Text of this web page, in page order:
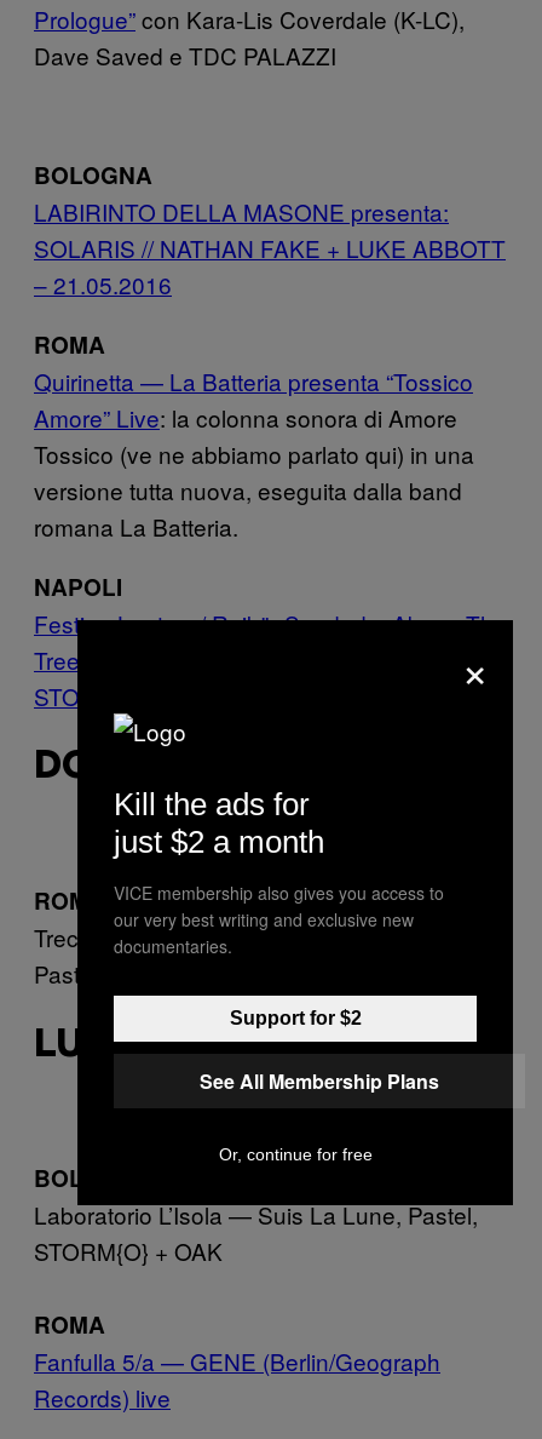
Prologue”con Kara-Lis Coverdale (K-LC),
Dave Saved e TDC PALAZZI
BOLOGNA
LABIRINTO DELLA MASONE presenta:
SOLARIS // NATHAN FAKE + LUKE ABBOTT
– 21.05.2016
ROMA
Quirinetta — La Batteria presenta “Tossico
Amore” Live: la colonna sonora di Amore
Tossico (ve ne abbiamo parlato qui) in una
versione tutta nuova, eseguita dalla band
romana La Batteria.
NAPOLI
Festina Lente w/ Reikä, Saudade, Above The
Trees, Kairo, La Via Degli Astronauti, Pastel,
STORM{O}, Suis la lune
DOMENICA 22 MAGGIO
ROMA
Trecentosessanta gradi — Suis La Lune \\
Pastel \\ Storm{O} \\ Rooves \\ Bastian
LUNEDÌ 23 MAGGIO
BOLOGNA
Laboratorio L’Isola — Suis La Lune, Pastel,
STORM{O} + OAK
ROMA
Fanfulla 5/a — GENE (Berlin/Geograph
Records) live
×
Kill the ads for
just $2 a month
VICE membership also gives you access to
our very best writing and exclusive new
documentaries.
Support for $2
See All Membership Plans
Or, continue for free